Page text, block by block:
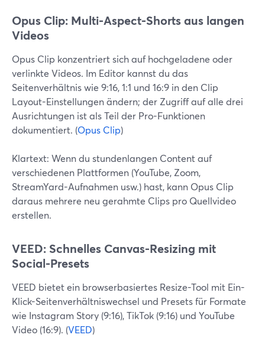
Opus Clip: Multi-Aspect-Shorts aus langen
Videos
Opus Clip konzentriert sich auf hochgeladene oder
verlinkte Videos. Im Editor kannst du das
Seitenverhältnis wie 9:16, 1:1 und 16:9 in den Clip
Layout-Einstellungen ändern; der Zugriff auf alle drei
Ausrichtungen ist als Teil der Pro-Funktionen
dokumentiert. (Opus Clip)
Klartext: Wenn du stundenlangen Content auf
verschiedenen Plattformen (YouTube, Zoom,
StreamYard-Aufnahmen usw.) hast, kann Opus Clip
daraus mehrere neu gerahmte Clips pro Quellvideo
erstellen.
VEED: Schnelles Canvas-Resizing mit
Social-Presets
VEED bietet ein browserbasiertes Resize-Tool mit Ein-
Klick-Seitenverhältniswechsel und Presets für Formate
wie Instagram Story (9:16), TikTok (9:16) und YouTube
Video (16:9). (VEED)